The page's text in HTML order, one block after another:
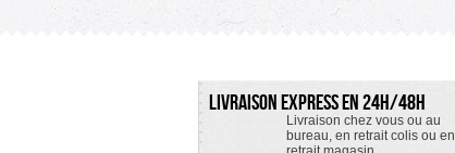
LIVRAISON EXPRESS EN 24H/48H
Livraison chez vous ou au
bureau, en retrait colis ou en